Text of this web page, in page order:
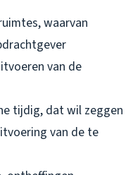
waarvan
van de
tijdig, dat wil zeggen
van de te